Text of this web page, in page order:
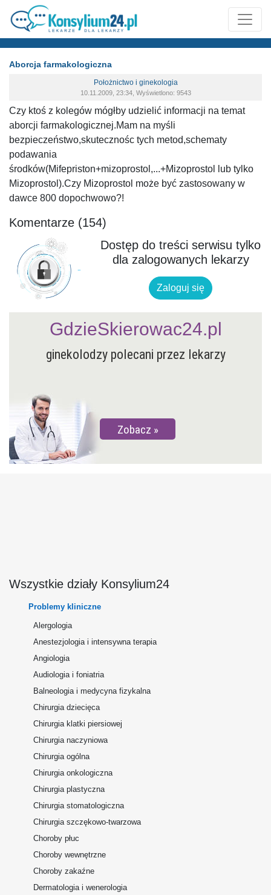
Aborcja farmakologiczna
Położnictwo i ginekologia
10.11.2009, 23:34, Wyświetlono: 9543
Czy ktoś z kolegów mógłby udzielić informacji na temat
aborcji farmakologicznej.Mam na myśli
bezpieczeństwo,skutecznośc tych metod,schematy
podawania
środków(Mifepriston+mizoprostol,...+Mizoprostol lub tylko
Mizoprostol).Czy Mizoprostol może być zastosowany w
dawce 800 dopochwowo?!
Komentarze (154)
Dostęp do treści serwisu tylko
dla zalogowanych lekarzy
Zaloguj się
ginekolodzy polecani przez lekarzy
Zobacz
GdzieSkierowac24.pl
Wszystkie działy Konsylium24
Problemy kliniczne
Alergologia
Anestezjologia i intensywna terapia
Angiologia
Audiologia i foniatria
Balneologia i medycyna fizykalna
Chirurgia dziecięca
Chirurgia klatki piersiowej
Chirurgia naczyniowa
Chirurgia ogólna
Chirurgia onkologiczna
Chirurgia plastyczna
Chirurgia stomatologiczna
Chirurgia szczękowo-twarzowa
Choroby płuc
Choroby wewnętrzne
Choroby zakaźne
Dermatologia i wenerologia